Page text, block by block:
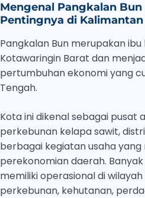
Mengenal Pangkalan Bun
Pentingnya di Kalimantan
Pangkalan Bun merupakan
Kotawaringin Barat dan
pertumbuhan ekonomi yang
Tengah.
Kota ini dikenal sebagai pusat
perkebunan kelapa sawit,
berbagai kegiatan usaha yang
perekonomian daerah.
memiliki operasional di
perkebunan, kehutanan,